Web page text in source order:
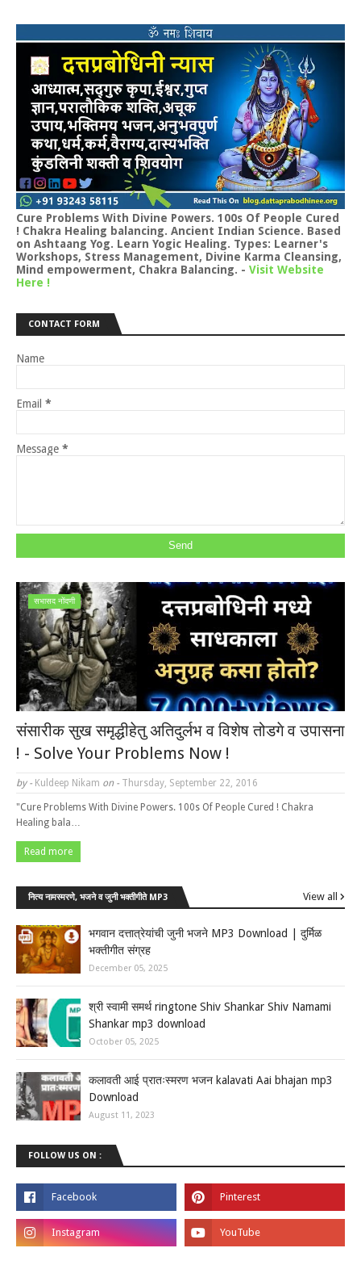
Cure Problems With Divine Powers. 100s Of People Cured
! Chakra Healing balancing. Ancient Indian Science. Based
on Ashtaang Yog. Learn Yogic Healing. Types: Learner's
Workshops, Stress Management, Divine Karma Cleansing,
Mind empowerment, Chakra Balancing. - Visit Website
Here !
CONTACT FORM
Name
Email *
Message *
सभासद नोंदणी
संसारीक सुख समृद्धीहेतु अतिदुर्लभ व विशेष तोडगे व उपासना
! - Solve Your Problems Now !
by - Kuldeep Nikam on - Thursday, September 22, 2016
"Cure Problems With Divine Powers. 100s Of People Cured ! Chakra
Healing bala…
Read more
नित्य नामस्मरणे, भजने व जुनी भक्तीगीते MP3 View all
भगवान दत्तात्रेयांची जुनी भजने MP3 Download | दुर्मिळ
भक्तीगीत संग्रह
December 05, 2025
श्री स्वामी समर्थ ringtone Shiv Shankar Shiv Namami
Shankar mp3 download
October 05, 2025
कलावती आई प्रातःस्मरण भजन kalavati Aai bhajan mp3
Download
August 11, 2023
FOLLOW US ON :